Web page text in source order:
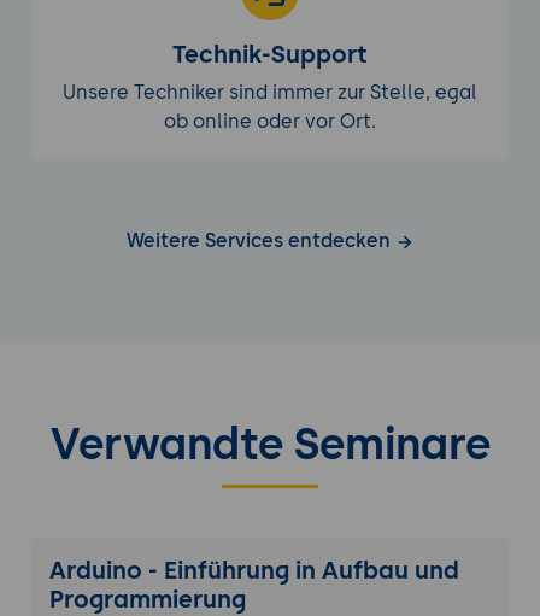
Technik-Support
Unsere Techniker sind immer zur Stelle, egal
ob online oder vor Ort.
Weitere Services entdecken
Verwandte Seminare
Arduino - Einführung in Aufbau und
Programmierung